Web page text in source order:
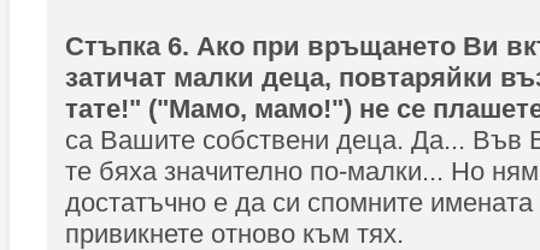
Стъпка 6. Ако при връщането Ви
затичат малки деца, повтаряйки
тате!" ("Мамо, мамо!") не се
са Вашите собствени деца. Да... Във
те бяха значително по-малки... Но
достатъчно е да си спомните
привикнете отново към тях.